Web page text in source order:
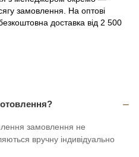
замовлення. На оптові
доставка від 2 500
замовлення не
вручну індивідуально